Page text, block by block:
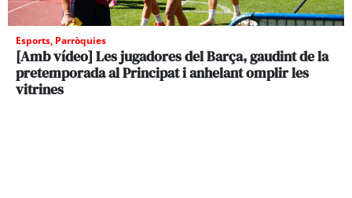
Esports, Parròquies
[Amb vídeo] Les jugadores del Barça, gaudint de la
pretemporada al Principat i anhelant omplir les
vitrines